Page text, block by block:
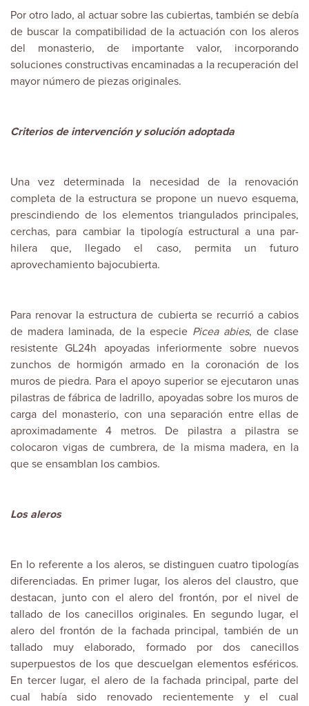
Por otro lado, al actuar sobre las cubiertas, también se debía
de buscar la compatibilidad de la actuación con los aleros
del monasterio, de importante valor, incorporando
soluciones constructivas encaminadas a la recuperación del
mayor número de piezas originales.
Criterios de intervención y solución adoptada
Una vez determinada la necesidad de la renovación
completa de la estructura se propone un nuevo esquema,
prescindiendo de los elementos triangulados principales,
cerchas, para cambiar la tipología estructural a una par-
hilera que, llegado el caso, permita un futuro
aprovechamiento bajocubierta.
Para renovar la estructura de cubierta se recurrió a cabios
de madera laminada, de la especie Picea abies, de clase
resistente GL24h apoyadas inferiormente sobre nuevos
zunchos de hormigón armado en la coronación de los
muros de piedra. Para el apoyo superior se ejecutaron unas
pilastras de fábrica de ladrillo, apoyadas sobre los muros de
carga del monasterio, con una separación entre ellas de
aproximadamente 4 metros. De pilastra a pilastra se
colocaron vigas de cumbrera, de la misma madera, en la
que se ensamblan los cambios.
Los aleros
En lo referente a los aleros, se distinguen cuatro tipologías
diferenciadas. En primer lugar, los aleros del claustro, que
destacan, junto con el alero del frontón, por el nivel de
tallado de los canecillos originales. En segundo lugar, el
alero del frontón de la fachada principal, también de un
tallado muy elaborado, formado por dos canecillos
superpuestos de los que descuelgan elementos esféricos.
En tercer lugar, el alero de la fachada principal, parte del
cual había sido renovado recientemente y el cual